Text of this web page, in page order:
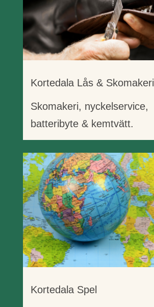
Kortedala Lås & Skomakeri
Skomakeri, nyckelservice,
batteribyte & kemtvätt.
Kortedala Spel